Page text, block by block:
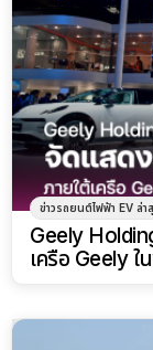
ข่าวรถยนต์ไฟฟ้า EV ล่า
Geely
เครือ Geely